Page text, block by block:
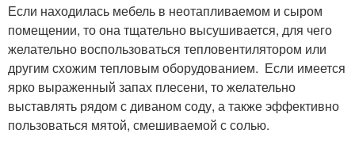
Если находилась мебель в неотапливаемом и сыром
помещении, то она тщательно высушивается, для чего
желательно воспользоваться тепловентилятором или
другим схожим тепловым оборудованием. Если имеется
ярко выраженный запах плесени, то желательно
выставлять рядом с диваном соду, а также эффективно
пользоваться мятой, смешиваемой с солью.